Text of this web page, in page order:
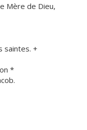
Mère de Dieu,
saintes. +
*